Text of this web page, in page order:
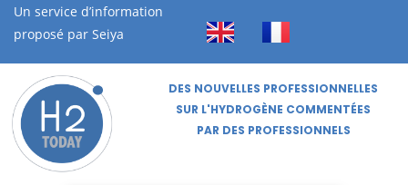
Un service d’information
proposé par Seiya
DES NOUVELLES PROFESSIONNELLES
SUR L'HYDROGÈNE COMMENTÉES
PAR DES PROFESSIONNELS